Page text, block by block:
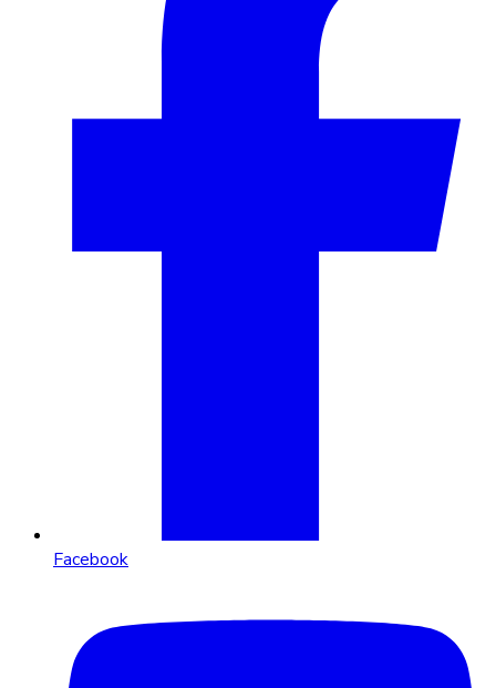
Facebook